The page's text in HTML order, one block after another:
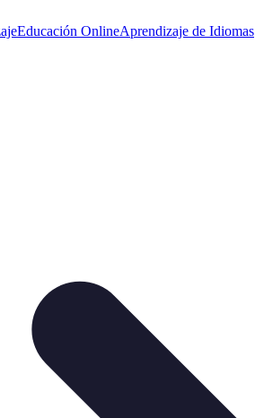
Educación OnlineAprendizaje de Idiomas